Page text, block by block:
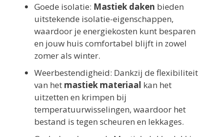
Goede isolatie: Mastiek daken bieden
uitstekende isolatie-eigenschappen,
waardoor je energiekosten kunt besparen
en jouw huis comfortabel blijft in zowel
zomer als winter.
Weerbestendigheid: Dankzij de flexibiliteit
van het mastiek materiaal kan het
uitzetten en krimpen bij
temperatuurwisselingen, waardoor het
bestand is tegen scheuren en lekkages.